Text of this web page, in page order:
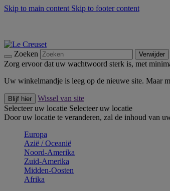
Skip to main content Skip to footer content
Zoeken Verwijder
Zorg ervoor dat uw wachtwoord sterk is, met
Uw winkelmandje is leeg op de nieuwe site. Maar
Blijf hier
Wissel van site
Selecteer uw locatie Selecteer uw locatie
Door uw locatie te veranderen, zal de inhoud van
Europa
Aziё / Oceaniё
Noord-Amerika
Zuid-Amerika
Midden-Oosten
Afrika